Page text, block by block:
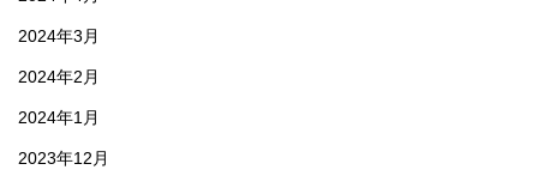
2024年3月
2024年2月
2024年1月
2023年12月